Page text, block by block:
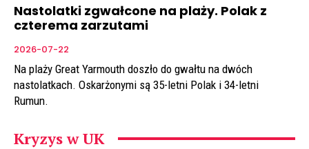
Nastolatki zgwałcone na plaży. Polak z
czterema zarzutami
2026-07-22
Na plaży Great Yarmouth doszło do gwałtu na dwóch
nastolatkach. Oskarżonymi są 35-letni Polak i 34-letni
Rumun.
Kryzys w UK